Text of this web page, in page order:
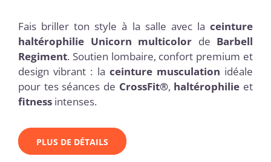
Fais briller ton style à la salle avec la ceinture
haltérophilie Unicorn multicolor de Barbell
Regiment. Soutien lombaire, confort premium et
design vibrant : la ceinture musculation idéale
pour tes séances de CrossFit®, haltérophilie et
fitness intenses.
PLUS DE DÉTAILS